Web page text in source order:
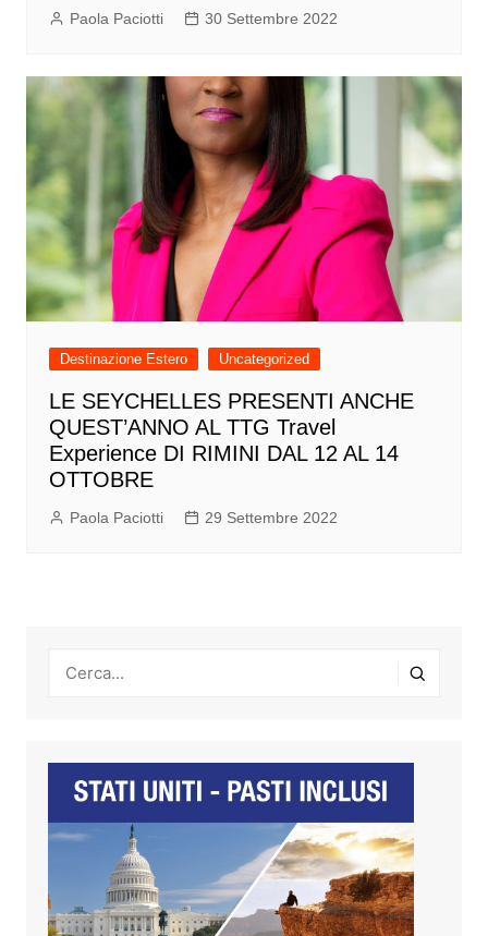
Paola Paciotti 30 Settembre 2022
Destinazione Estero Uncategorized
LE SEYCHELLES PRESENTI ANCHE
QUEST’ANNO AL TTG Travel
Experience DI RIMINI DAL 12 AL 14
OTTOBRE
Paola Paciotti 29 Settembre 2022